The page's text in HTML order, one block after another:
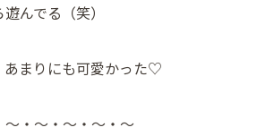
んでる（笑）
あまりにも可愛かった♡
・〜・〜・〜・〜